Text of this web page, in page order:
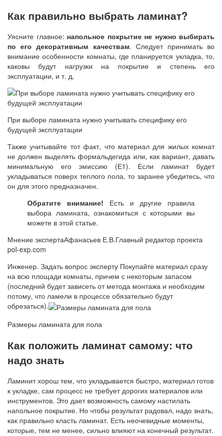
Как правильно выбрать ламинат?
Уясните главное: напольное покрытие не нужно выбирать
по его декоративным качествам. Следует принимать во
внимание особенности комнаты, где планируется укладка, то,
каковы будут нагрузки на покрытие и степень его
эксплуатации, и т. д.
При выборе ламината нужно учитывать специфику его
будущей эксплуатации
Также учитывайте тот факт, что материал для жилых комнат
не должен выделять формальдегида или, как вариант, давать
минимальную его эмиссию (Е1). Если ламинат будет
укладываться поверх теплого пола, то заранее убедитесь, что
он для этого предназначен.
Обратите внимание! Есть и другие правила
выбора ламината, ознакомиться с которыми вы
можете в этой статье.
Мнение экспертаАфанасьев Е.В.Главный редактор проекта
pol-exp.com
Инженер. Задать вопрос эксперту Покупайте материал сразу
на всю площади комнаты, причем с некоторым запасом
(последний будет зависеть от метода монтажа и необходим
потому, что ламели в процессе обязательно будут
обрезаться).
Размеры ламината для пола
Как положить ламинат самому: что
надо знать
Ламинит хорош тем, что укладывается быстро, материал готов
к укладке, сам процесс не требует дорогих материалов или
инструментов. Это дает возможность самому настилать
напольное покрытие. Но чтобы результат радовал, надо знать,
как правильно класть ламинат. Есть неочевидные моменты,
которые, тем не менее, сильно влияют на конечный результат.